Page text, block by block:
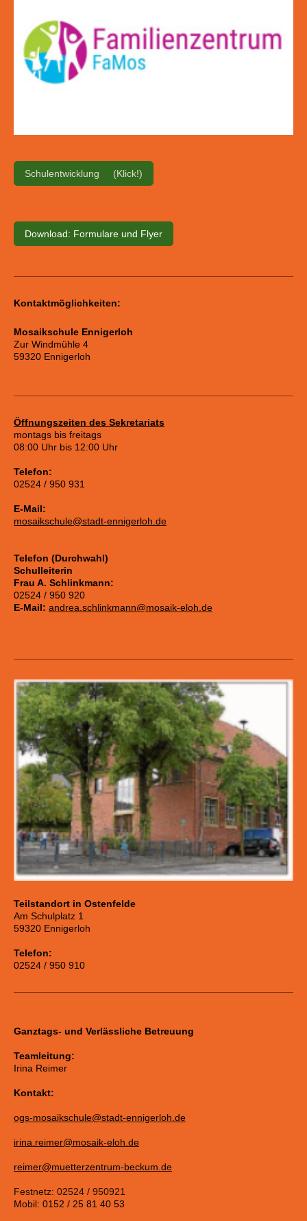
Schulentwicklung (Klick!)
Download: Formulare und Flyer
Kontaktmöglichkeiten:
Mosaikschule Ennigerloh
Zur Windmühle 4
59320 Ennigerloh
Öffnungszeiten des Sekretariats
montags bis freitags
08:00 Uhr bis 12:00 Uhr
Telefon:
02524 / 950 931
E-Mail:
mosaikschule@stadt-ennigerloh.de
Telefon (Durchwahl)
Schulleiterin
Frau A. Schlinkmann:
02524 / 950 920
E-Mail: andrea.schlinkmann@mosaik-eloh.de
Teilstandort in Ostenfelde
Am Schulplatz 1
59320 Ennigerloh
Telefon:
02524 / 950 910
Ganztags- und Verlässliche Betreuung
Teamleitung:
Irina Reimer
Kontakt:
ogs-mosaikschule@stadt-ennigerloh.de
irina.reimer@mosaik-eloh.de
reimer@muetterzentrum-beckum.de
Festnetz: 02524 / 950921
Mobil: 0152 / 25 81 40 53